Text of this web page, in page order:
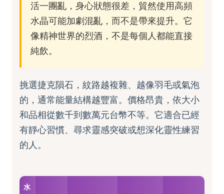
活一團亂，身心狀態很差，貿然使用高頻
水晶可能加劇混亂，而不是帶來提升。它
像精神世界的烈酒，不是每個人都能直接
純飲。
挑選捷克隕石，紋路越複雜、越像羽毛或氣泡
的，通常能量結構越豐富。價格昂貴，依大小
和品相從數千到數萬元台幣不等。它適合已經
有靜心習慣、尋求靈感突破或想深化靈性練習
的人。
水